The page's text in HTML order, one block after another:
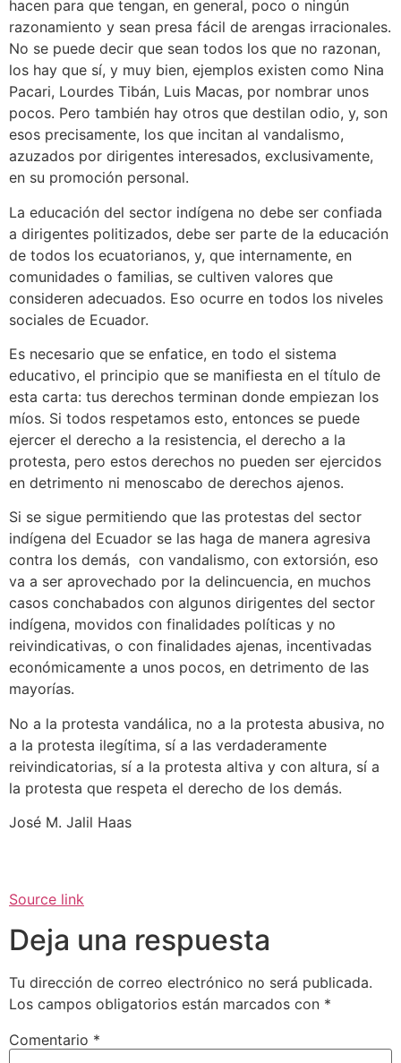
hacen para que tengan, en general, poco o ningún
razonamiento y sean presa fácil de arengas irracionales.
No se puede decir que sean todos los que no razonan,
los hay que sí, y muy bien, ejemplos existen como Nina
Pacari, Lourdes Tibán, Luis Macas, por nombrar unos
pocos. Pero también hay otros que destilan odio, y, son
esos precisamente, los que incitan al vandalismo,
azuzados por dirigentes interesados, exclusivamente,
en su promoción personal.
La educación del sector indígena no debe ser confiada
a dirigentes politizados, debe ser parte de la educación
de todos los ecuatorianos, y, que internamente, en
comunidades o familias, se cultiven valores que
consideren adecuados. Eso ocurre en todos los niveles
sociales de Ecuador.
Es necesario que se enfatice, en todo el sistema
educativo, el principio que se manifiesta en el título de
esta carta: tus derechos terminan donde empiezan los
míos. Si todos respetamos esto, entonces se puede
ejercer el derecho a la resistencia, el derecho a la
protesta, pero estos derechos no pueden ser ejercidos
en detrimento ni menoscabo de derechos ajenos.
Si se sigue permitiendo que las protestas del sector
indígena del Ecuador se las haga de manera agresiva
contra los demás, con vandalismo, con extorsión, eso
va a ser aprovechado por la delincuencia, en muchos
casos conchabados con algunos dirigentes del sector
indígena, movidos con finalidades políticas y no
reivindicativas, o con finalidades ajenas, incentivadas
económicamente a unos pocos, en detrimento de las
mayorías.
No a la protesta vandálica, no a la protesta abusiva, no
a la protesta ilegítima, sí a las verdaderamente
reivindicatorias, sí a la protesta altiva y con altura, sí a
la protesta que respeta el derecho de los demás.
José M. Jalil Haas
Source link
Deja una respuesta
Tu dirección de correo electrónico no será publicada.
Los campos obligatorios están marcados con *
Comentario *